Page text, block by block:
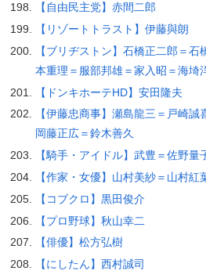
【自由民主党】赤間二郎
【リゾートトラスト】伊藤與朗
【ブリヂストン】石橋正二郎＝
本重理＝服部邦雄＝家入昭＝海埼
【ドンキホーテHD】安田隆夫
【伊藤忠商事】瀬島龍三＝戸崎
岡藤正広＝鈴木善久
【騎手・アイドル】武豊＝佐野量
【作家・女優】山村美紗＝山村紅
【コブクロ】黒田俊介
【プロ野球】秋山幸二
【俳優】松方弘樹
【にしたん】西村誠司